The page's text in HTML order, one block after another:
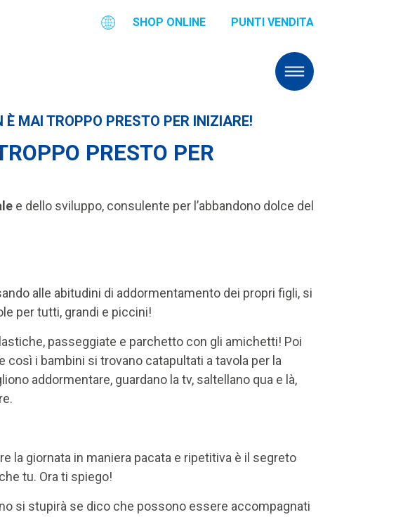
SHOP ONLINE PUNTI VENDITA
È MAI TROPPO PRESTO PER INIZIARE!
PRESTO PER
e dello sviluppo, consulente per l’abbandono dolce del
alle abitudini di addormentamento dei propri figli, si
per tutti, grandi e piccini!
passeggiate e parchetto con gli amichetti! Poi
così i bambini si trovano catapultati a tavola per la
addormentare, guardano la tv, saltellano qua e là,
la giornata in maniera pacata e ripetitiva è il segreto
tu. Ora ti spiego!
si stupirà se dico che possono essere accompagnati